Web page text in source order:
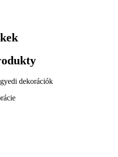
dekorációk